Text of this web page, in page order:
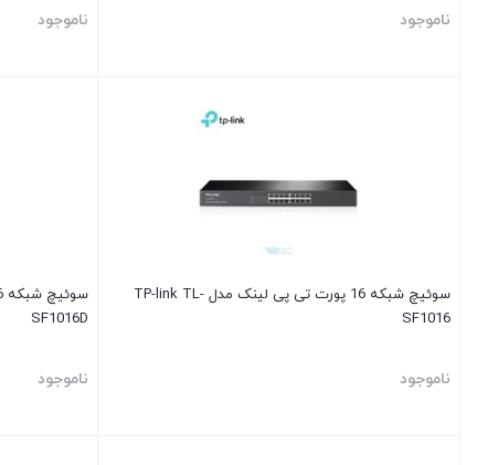
ناموجود ناموجود
سوئیچ شبکه 16 پورت تی پی لینک مدل TP-link TL-
SF1016
ناموجود
SF1016D
ناموجود